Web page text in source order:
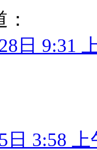
日 9:31
日 3:58 上